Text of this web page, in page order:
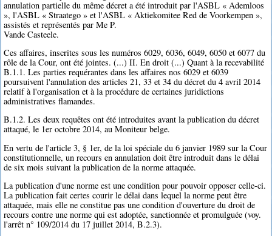
annulation partielle du même décret a été introduit par l'ASBL « Ademloos
», l'ASBL « Straatego » et l'ASBL « Aktiekomitee Red de Voorkempen »,
assistés et représentés par Me P.
Vande Casteele.
Ces affaires, inscrites sous les numéros 6029, 6036, 6049, 6050 et 6077 du
rôle de la Cour, ont été jointes. (...) II. En droit (...) Quant à la recevabilité
B.1.1. Les parties requérantes dans les affaires nos 6029 et 6039
poursuivent l'annulation des articles 21, 33 et 34 du décret du 4 avril 2014
relatif à l'organisation et à la procédure de certaines juridictions
administratives flamandes.
B.1.2. Les deux requêtes ont été introduites avant la publication du décret
attaqué, le 1er octobre 2014, au Moniteur belge.
En vertu de l'article 3, § 1er, de la loi spéciale du 6 janvier 1989 sur la Cour
constitutionnelle, un recours en annulation doit être introduit dans le délai
de six mois suivant la publication de la norme attaquée.
La publication d'une norme est une condition pour pouvoir opposer celle-ci.
La publication fait certes courir le délai dans lequel la norme peut être
attaquée, mais elle ne constitue pas une condition d'ouverture du droit de
recours contre une norme qui est adoptée, sanctionnée et promulguée (voy.
l'arrêt n° 109/2014 du 17 juillet 2014, B.2.3).